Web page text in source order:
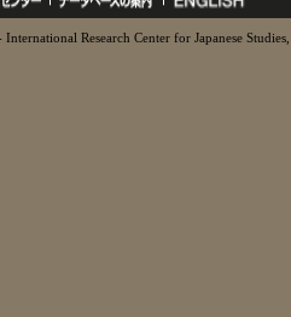
Research Center for Japanese